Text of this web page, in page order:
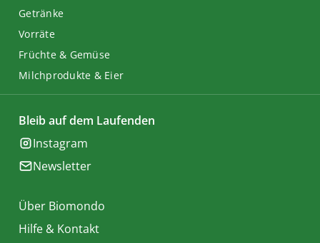
Getränke
Vorräte
Früchte & Gemüse
Milchprodukte & Eier
Bleib auf dem Laufenden
Instagram
Newsletter
Über Biomondo
Hilfe & Kontakt